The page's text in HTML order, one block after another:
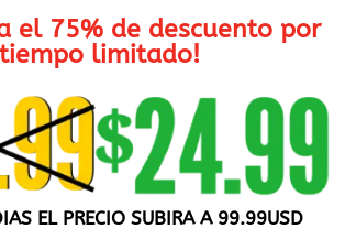
el 75% de descuento por
tiempo limitado!
EL PRECIO SUBIRA A 99.99USD